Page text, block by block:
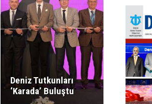
Deniz Tutkunları
‘Karada’ Buluştu